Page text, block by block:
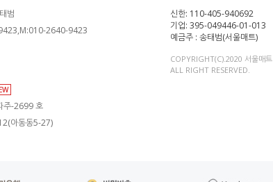
범
2640-9423
주-2699 호
아동동5-27)
신한: 110-405-940692
기업: 395-049446-01-013
예금주 : 송태범(서울매트)
COPYRIGHT(C).2020 서울매트
ALL RIGHT RESERVED.